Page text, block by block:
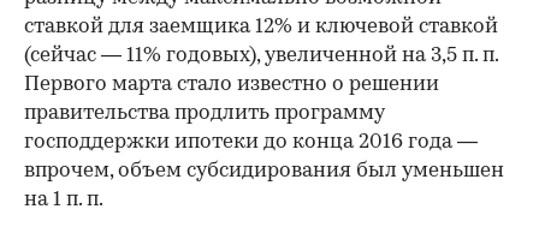
ставкой для заемщика 12% и ключевой ставкой
(сейчас — 11% годовых), увеличенной на 3,5 п. п.
Первого марта стало известно о решении
правительства продлить программу
господдержки ипотеки до конца 2016 года —
впрочем, объем субсидирования был уменьшен
на 1 п. п.